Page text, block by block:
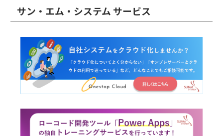
サン・エム・システム サービス